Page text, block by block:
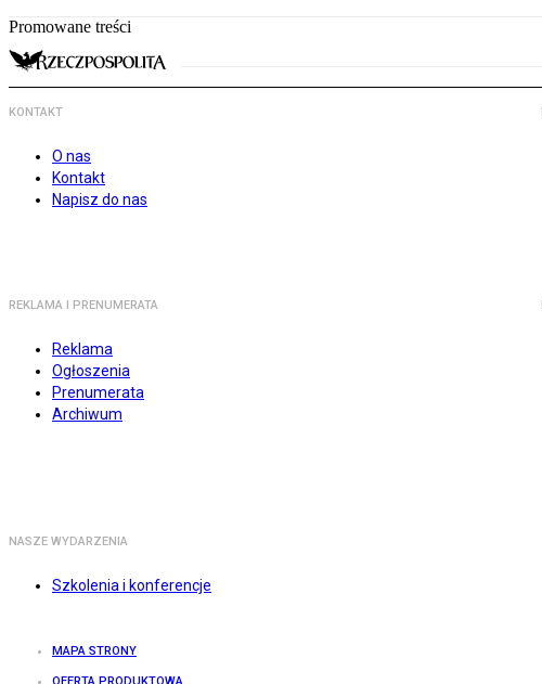
Promowane treści
KONTAKT
O nas
Kontakt
Napisz do nas
REKLAMA I PRENUMERATA
Reklama
Ogłoszenia
Prenumerata
Archiwum
NASZE WYDARZENIA
Szkolenia i konferencje
MAPA STRONY